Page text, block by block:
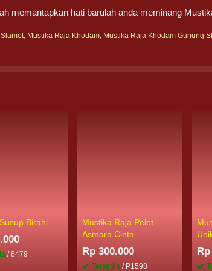
memantapkan hati barulah anda meminang
, Mustika Raja Khodam, Mustika Raja Khodam Gunung
Birahi
/ 8479
Mustika Raja Pelet
Asmara Cinta
Rp 300.000
Tersedia / P1598